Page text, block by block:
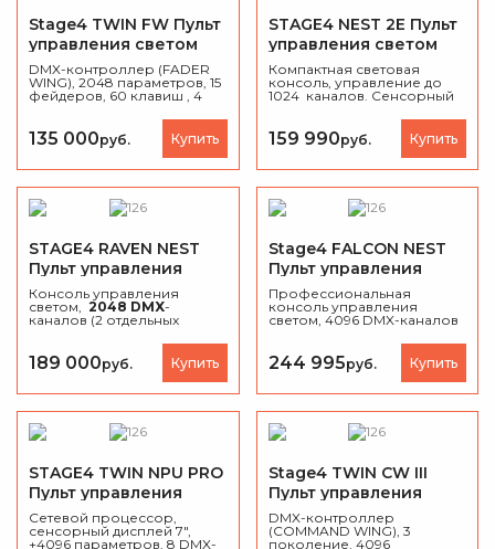
Stage4 TWIN FW Пульт
управления светом
DMX
DMX-контроллер (FADER
WING), 2048 параметров, 15
фейдеров, 60 клавиш , 4
дополнительно требуется
ПК, Кейс, 7.5 кг
135 000руб. Купить
STAGE4 NEST 2E Пульт
управления светом
DMX
Компактная световая
консоль, управление до
1024 каналов. Сенсорный
оптический энкодера,
подсветка клавиш, 15
фейдеров, до 400
приборов, MIDI, USB, ART-
NET.
159 990руб. Купить
STAGE4 RAVEN NEST
Пульт управления
светом DMX
Консоль управления
светом, 2048 DMX-
каналов (2 отдельных
выхода DMX и 1 интерфейс
Art-Net), 10-дюймовый
сенсорный ЖК-дисплей
высокого разрешения, 12
фейдеров+12 клавиш
воспроизведения × 80
страниц
, 4 оптических
энкодера
с подсветкой
атрибутов, Диммируемые
по яркости кнопки с
возможностью выбора
цвета, Фейдеры
воспроизведениря с
возможностью выбора
цвета для 3 положений,
189 000руб. Купить
Stage4 FALCON NEST
Пульт управления
светом DMX
Профессиональная
консоль управления
светом, 4096 DMX-каналов
DMX-выходы, 4096 - через
Art-Net), 15 плейбек-
фейдеров, 15 плейбек-
клавиш, 15-дюймовый
сенсорный дисплей, 4
энкодера, MIDI, RDM, Art-
Net, удалённое управление
с планшета/смартфона,
кг, кейс в комплекте.
244 995руб. Купить
STAGE4 TWIN NPU PRO
Пульт управления
светом DMX
Сетевой процессор,
сенсорный дисплей 7″,
+4096 параметров, 8 DMX-
Stage4 TWIN CW III
Пульт управления
светом DMX
DMX-контроллер
(COMMAND WING), 3
поколение, 4096